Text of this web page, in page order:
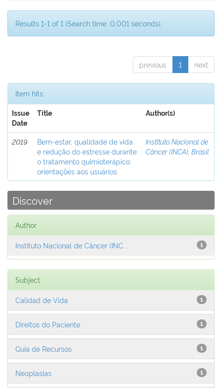
Results 1-1 of 1 (Search time: 0.001 seconds).
previous 1 next
Item hits:
Issue
Date
Title Author(s)
2019
Bem-estar, qualidade de vida
e redução do estresse durante
o tratamento quimioterápico:
orientações aos usuários
Instituto Nacional de
Câncer (INCA), Brasil
Discover
Author
1
Instituto Nacional de Câncer (INC...
Subject
1
Calidad de Vida
1
Direitos do Paciente
1
Guía de Recursos
1
Neoplasias